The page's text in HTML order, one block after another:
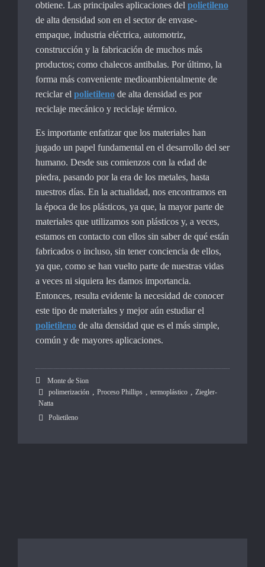
obtiene. Las principales aplicaciones del polietileno
de alta densidad son en el sector de envase-
empaque, industria eléctrica, automotriz,
construcción y la fabricación de muchos más
productos; como chalecos antibalas. Por último, la
forma más conveniente medioambientalmente de
reciclar el polietileno de alta densidad es por
reciclaje mecánico y reciclaje térmico.
Es importante enfatizar que los materiales han
jugado un papel fundamental en el desarrollo del ser
humano. Desde sus comienzos con la edad de
piedra, pasando por la era de los metales, hasta
nuestros días. En la actualidad, nos encontramos en
la época de los plásticos, ya que, la mayor parte de
materiales que utilizamos son plásticos y, a veces,
estamos en contacto con ellos sin saber de qué están
fabricados o incluso, sin tener conciencia de ellos,
ya que, como se han vuelto parte de nuestras vidas
a veces ni siquiera les damos importancia.
Entonces, resulta evidente la necesidad de conocer
este tipo de materiales y mejor aún estudiar el
polietileno de alta densidad que es el más simple,
común y de mayores aplicaciones.
Monte de Sion
polimerización , Proceso Phillips , termoplástico , Ziegler-
Natta
Polietileno